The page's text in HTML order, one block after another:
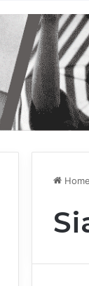
Home